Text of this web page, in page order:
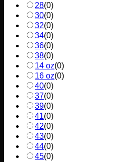
28(0)
30(0)
32(0)
34(0)
36(0)
38(0)
14 oz(0)
16 oz(0)
40(0)
37(0)
39(0)
41(0)
42(0)
43(0)
44(0)
45(0)